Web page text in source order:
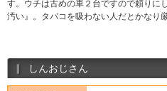
す。ウチは古めの車２台ですので頼りに
汚い』。タバコを吸わない人だとかなり
しんおじさん